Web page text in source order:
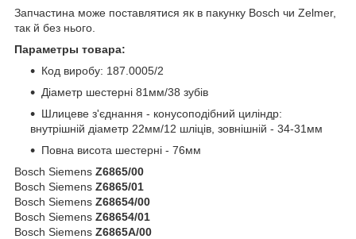
Запчастина може поставлятися як в пакунку Bosch чи Zelmer,
так й без нього.
Параметры товара:
Код виробу: 187.0005/2
Діаметр шестерні 81мм/38 зубів
Шлицеве з'єднання - конусоподібний циліндр:
внутрішній діаметр 22мм/12 шліців, зовнішній - 34-31мм
Повна висота шестерні - 76мм
Bosch Siemens Z6865/00
Bosch Siemens Z6865/01
Bosch Siemens Z68654/00
Bosch Siemens Z68654/01
Bosch Siemens Z6865A/00